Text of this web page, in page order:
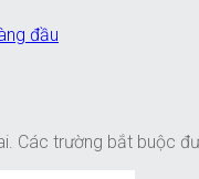
đầu
Các trường bắt buộc